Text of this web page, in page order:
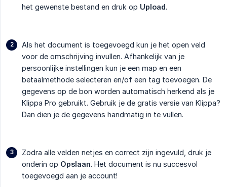
het gewenste bestand en druk op Upload.
Als het document is toegevoegd kun je het open veld
voor de omschrijving invullen. Afhankelijk van je
persoonlijke instellingen kun je een map en een
betaalmethode selecteren en/of een tag toevoegen. De
gegevens op de bon worden automatisch herkend als je
Klippa Pro gebruikt. Gebruik je de gratis versie van Klippa?
Dan dien je de gegevens handmatig in te vullen.
Zodra alle velden netjes en correct zijn ingevuld, druk je
onderin op Opslaan. Het document is nu succesvol
toegevoegd aan je account!